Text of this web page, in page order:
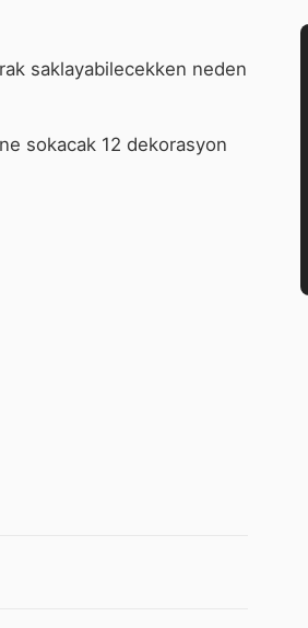
saklayabilecekken neden
sokacak 12 dekorasyon